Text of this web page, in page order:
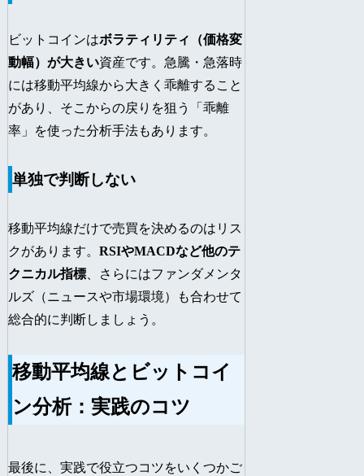
ビットコインはボラティリティ（価格変
動幅）が大きい資産です。急騰・急落時
には移動平均線から大きく乖離すること
があり、そこからの戻りを狙う「乖離
率」を使った分析手法もあります。
単独で判断しない
移動平均線だけで売買を決めるのはリス
クがあります。RSIやMACDなど他のテ
クニカル指標、さらにはファンダメンタ
ルズ（ニュースや市場環境）も合わせて
総合的に判断しましょう。
移動平均線とビットコイ
ン分析：実践のコツ
最後に、実践で役立つコツをいくつかご